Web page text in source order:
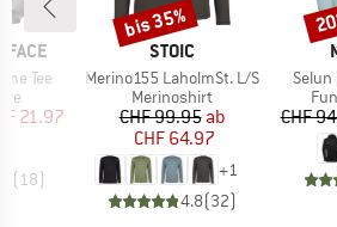
FACE
Tee
Preis
21.97
( 18)
MARKE
STOIC
Artikel
Merino155 LaholmSt. L/S
Produktgruppe
Merinoshirt
Preis
CHF 99.95reduzierter Preis
ab
CHF 64.97
+1
4.8(32)
Rabatt
bis 35%
Artikel
Selun
CHF